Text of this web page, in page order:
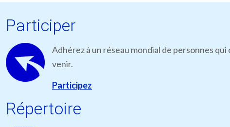
Participer
Adhérez à un réseau mondial de personnes
venir.
Participez
Répertoire